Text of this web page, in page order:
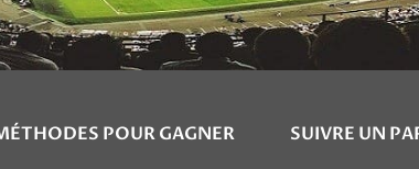
POUR GAGNER SUIVRE UN